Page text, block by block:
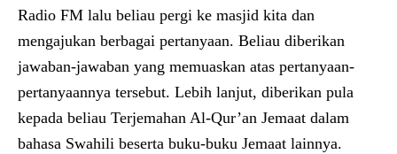
Radio FM lalu beliau pergi ke masjid kita dan
mengajukan berbagai pertanyaan. Beliau diberikan
jawaban-jawaban yang memuaskan atas pertanyaan-
pertanyaannya tersebut. Lebih lanjut, diberikan pula
kepada beliau Terjemahan Al-Qur’an Jemaat dalam
bahasa Swahili beserta buku-buku Jemaat lainnya.